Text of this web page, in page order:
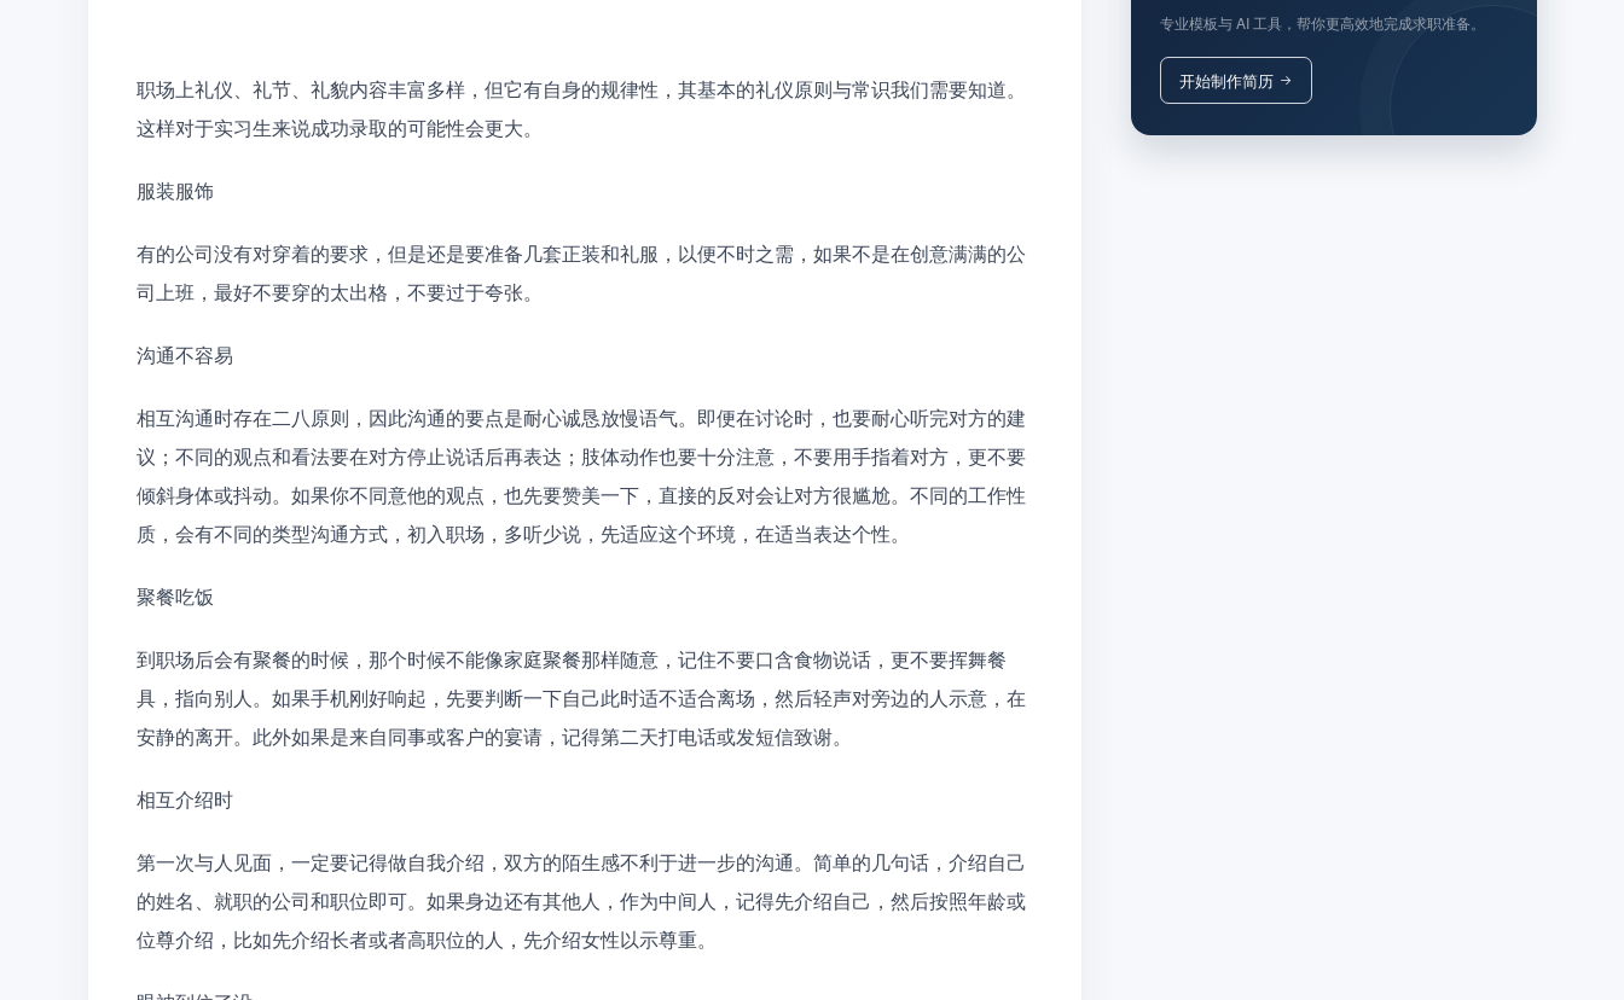
职场上礼仪、礼节、礼貌内容丰富多样，但它有自身的规律性，其基本的礼仪原则与常识我们需要知道。
这样对于实习生来说成功录取的可能性会更大。
服装服饰
有的公司没有对穿着的要求，但是还是要准备几套正装和礼服，以便不时之需，如果不是在创意满满的公
司上班，最好不要穿的太出格，不要过于夸张。
沟通不容易
相互沟通时存在二八原则，因此沟通的要点是耐心诚恳放慢语气。即便在讨论时，也要耐心听完对方的建
议；不同的观点和看法要在对方停止说话后再表达；肢体动作也要十分注意，不要用手指着对方，更不要
倾斜身体或抖动。如果你不同意他的观点，也先要赞美一下，直接的反对会让对方很尴尬。不同的工作性
质，会有不同的类型沟通方式，初入职场，多听少说，先适应这个环境，在适当表达个性。
聚餐吃饭
到职场后会有聚餐的时候，那个时候不能像家庭聚餐那样随意，记住不要口含食物说话，更不要挥舞餐
具，指向别人。如果手机刚好响起，先要判断一下自己此时适不适合离场，然后轻声对旁边的人示意，在
安静的离开。此外如果是来自同事或客户的宴请，记得第二天打电话或发短信致谢。
相互介绍时
第一次与人见面，一定要记得做自我介绍，双方的陌生感不利于进一步的沟通。简单的几句话，介绍自己
的姓名、就职的公司和职位即可。如果身边还有其他人，作为中间人，记得先介绍自己，然后按照年龄或
位尊介绍，比如先介绍长者或者高职位的人，先介绍女性以示尊重。
专业模板与 AI 工具，帮你更高效地完成求职准备。
开始制作简历